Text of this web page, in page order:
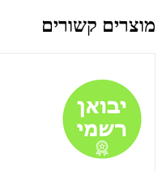
מוצרים קשורים